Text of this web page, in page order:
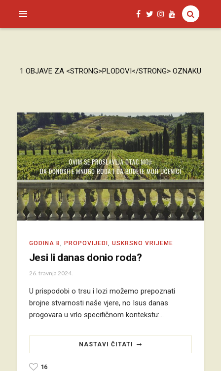
SAGUD.XYZ
1 OBJAVE ZA <STRONG>PLODOVI</STRONG> OZNAKU
GODINA B PROPOVIJEDI USKRSNO VRIJEME
Jesi li danas donio roda?
26. travnja 2024.
U prispodobi o trsu i lozi možemo prepoznati
brojne stvarnosti naše vjere, no Isus danas
progovara u vrlo specifičnom kontekstu:…
NASTAVI ČITATI
16